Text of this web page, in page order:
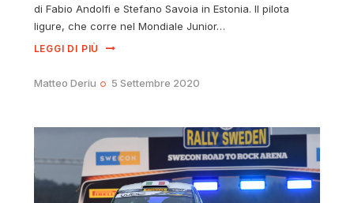
di Fabio Andolfi e Stefano Savoia in Estonia. Il pilota
ligure, che corre nel Mondiale Junior…
LEGGI DI PIÙ
Matteo Deriu 5 Settembre 2020